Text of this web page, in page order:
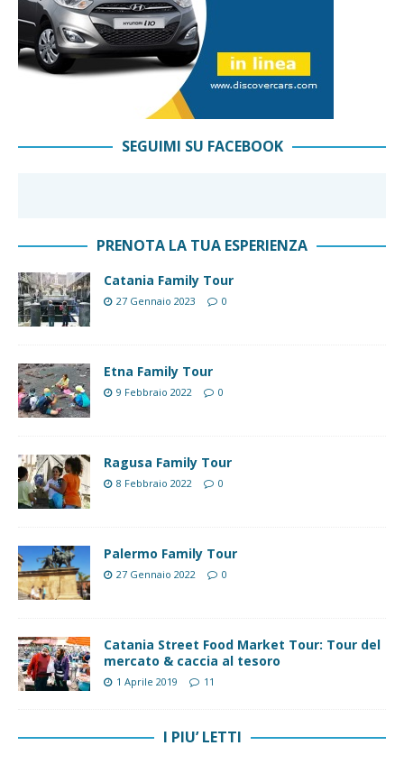
SEGUIMI SU FACEBOOK
PRENOTA LA TUA ESPERIENZA
Catania Family Tour
27 Gennaio 2023 0
Etna Family Tour
9 Febbraio 2022 0
Ragusa Family Tour
8 Febbraio 2022 0
Palermo Family Tour
27 Gennaio 2022 0
Catania Street Food Market Tour: Tour del
mercato & caccia al tesoro
1 Aprile 2019 11
I PIU’ LETTI